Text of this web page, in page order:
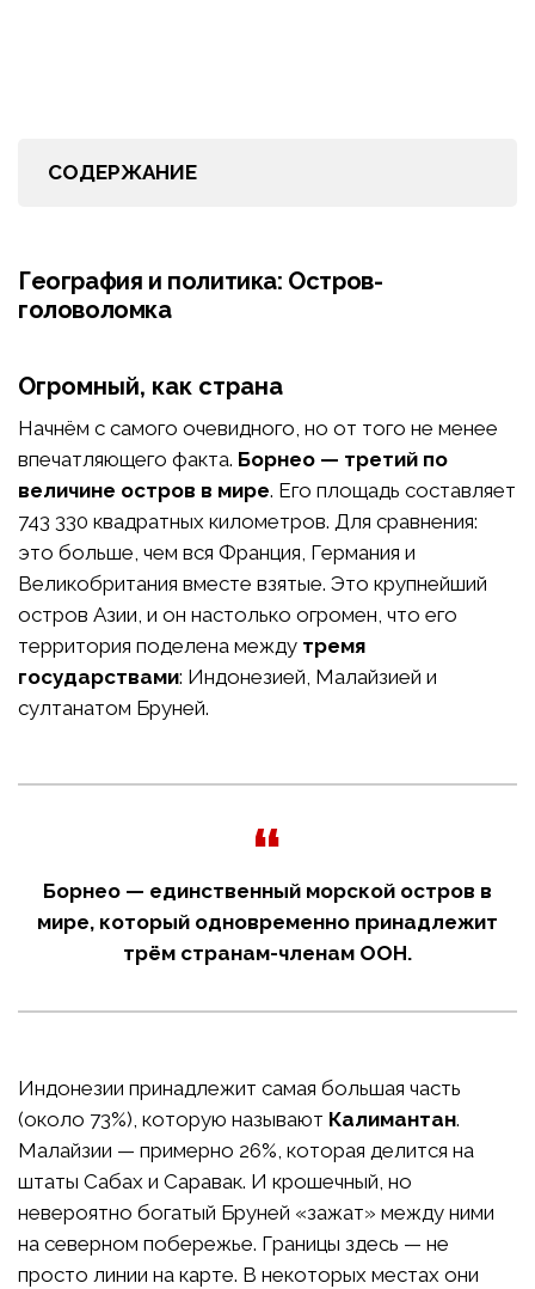
СОДЕРЖАНИЕ
География и политика: Остров-
головоломка
Огромный, как страна
Начнём с самого очевидного, но от того не менее
впечатляющего факта. Борнео — третий по
величине остров в мире. Его площадь составляет
743 330 квадратных километров. Для сравнения:
это больше, чем вся Франция, Германия и
Великобритания вместе взятые. Это крупнейший
остров Азии, и он настолько огромен, что его
территория поделена между тремя
государствами: Индонезией, Малайзией и
султанатом Бруней.
Борнео — единственный морской остров в
мире, который одновременно принадлежит
трём странам-членам ООН.
Индонезии принадлежит самая большая часть
(около 73%), которую называют Калимантан.
Малайзии — примерно 26%, которая делится на
штаты Сабах и Саравак. И крошечный, но
невероятно богатый Бруней «зажат» между ними
на северном побережье. Границы здесь — не
просто линии на карте. В некоторых местах они